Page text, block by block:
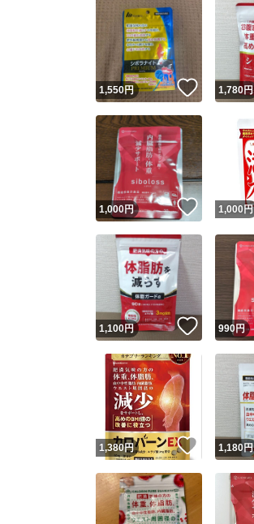
1,550円 いいね！
1,780円
1,000円 いいね！
1,000 円
1,100円 いいね！
990円
1,380円 いいね！
1,180円